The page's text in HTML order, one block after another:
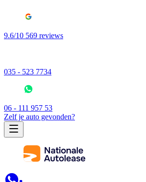
9.6/10 569 reviews
035 - 523 7734
06 - 111 957 53
Zelf je auto gevonden?